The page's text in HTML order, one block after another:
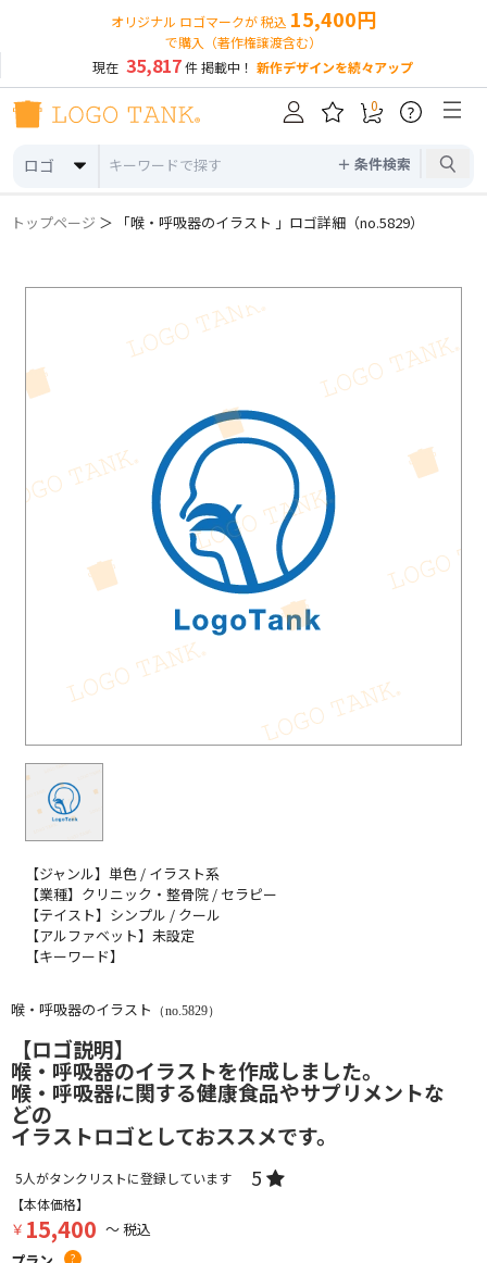
オリジナル ロゴマークが 税込 15,400円
で購入（著作権譲渡含む）
現在 35,817件 掲載中！ 新作デザインを続々アップ
ロゴ ＋ 条件検索
0 ?
トップページ ＞ 「喉・呼吸器のイラスト 」ロゴ詳細（no.5829）
【ジャンル】単色 / イラスト系
【業種】クリニック・整骨院 / セラピー
【テイスト】シンプル / クール
【アルファベット】未設定
【キーワード】
喉・呼吸器のイラスト （no.5829）
【ロゴ説明】
喉・呼吸器のイラストを作成しました。
喉・呼吸器に関する健康食品やサプリメントな
どの
イラストロゴとしておススメです。
5人がタンクリストに登録しています 5
【本体価格】
￥ 15,400 ～ 税込
?